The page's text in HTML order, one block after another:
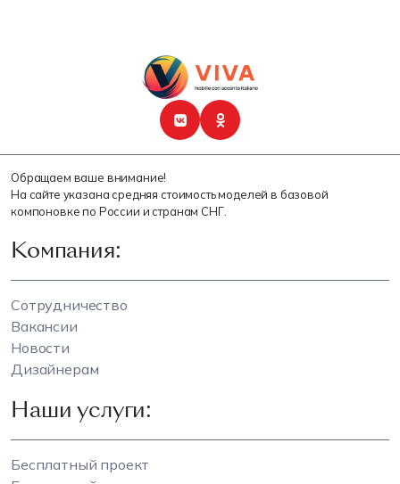
Обращаем ваше внимание!
На сайте указана средняя стоимость моделей в базовой
компоновке по России и странам СНГ.
Компания:
Сотрудничество
Вакансии
Новости
Дизайнерам
Наши услуги:
Бесплатный проект